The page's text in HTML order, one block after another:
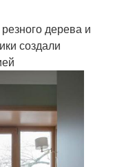
дерева и
создали